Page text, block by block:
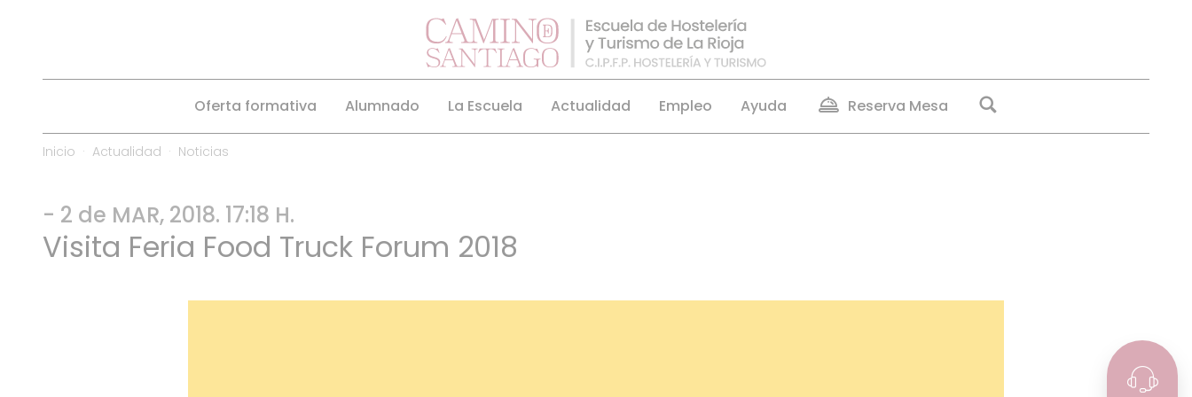
Oferta formativa Alumnado La Escuela Actualidad Empleo Ayuda Reserva Mesa
Inicio Actualidad Noticias
- 2 de MAR, 2018. 17:18 H.
Visita Feria Food Truck Forum 2018